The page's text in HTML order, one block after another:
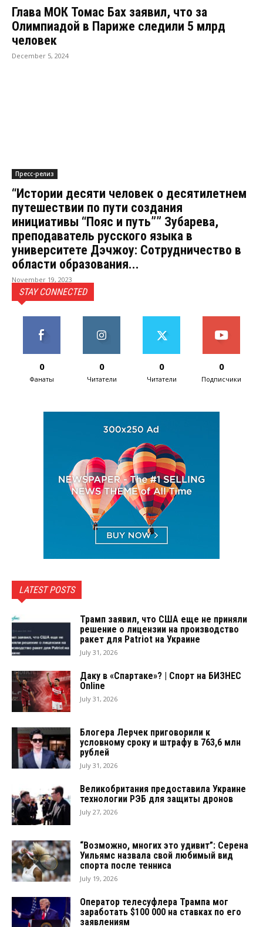
Глава МОК Томас Бах заявил, что за
Олимпиадой в Париже следили 5 млрд
человек
December 5, 2024
Пресс-релиз
“Истории десяти человек о десятилетнем
путешествии по пути создания
инициативы “Пояс и путь”” Зубарева,
преподаватель русского языка в
университете Дэчжоу: Сотрудничество в
области образования...
November 19, 2023
STAY CONNECTED
0
Фанаты
0
Читатели
0
Читатели
0
Подписчики
LATEST POSTS
Трамп заявил, что США еще не приняли
решение о лицензии на производство
ракет для Patriot на Украине
July 31, 2026
Даку в «Спартаке»? | Спорт на БИЗНЕС
Online
July 31, 2026
Блогера Лерчек приговорили к
условному сроку и штрафу в 763,6 млн
рублей
July 31, 2026
Великобритания предоставила Украине
технологии РЭБ для защиты дронов
July 27, 2026
“Возможно, многих это удивит”: Серена
Уильямс назвала свой любимый вид
спорта после тенниса
July 19, 2026
Оператор телесуфлера Трампа мог
заработать $100 000 на ставках по его
заявлениям